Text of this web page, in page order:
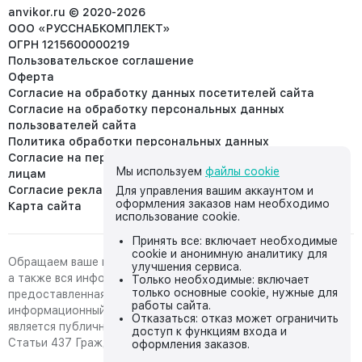
anvikor.ru © 2020-2026
ООО «РУССНАБКОМПЛЕКТ»
ОГРН 1215600000219
Пользовательское соглашение
Оферта
Согласие на обработку данных посетителей сайта
Согласие на обработку персональных данных
пользователей сайта
Политика обработки персональных данных
Согласие на передачу персональных данных третьим
лицам
Согласие реклама
Карта сайта
Обращаем ваше внимание на то, что данный интернет-сайт,
а также вся информация о товарах и ценах,
предоставленная на нём, носит исключительно
информационный характер и ни при каких условиях не
является публичной офертой, определяемой положениями
Статьи 437 Гражданского кодекса Российской Федерации.
Мы используем файлы cookie
Для управления вашим аккаунтом и
оформления заказов нам необходимо
использование cookie.
Принять все: включает необходимые
cookie и анонимную аналитику для
улучшения сервиса.
Только необходимые: включает
только основные cookie, нужные для
работы сайта.
Отказаться: отказ может ограничить
доступ к функциям входа и
оформления заказов.